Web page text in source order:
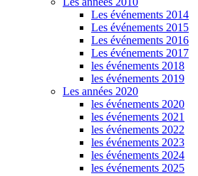
Les événements 2014
Les événements 2015
Les événements 2016
Les événements 2017
les événements 2018
les événements 2019
Les années 2020
les événements 2020
les événements 2021
les événements 2022
les événements 2023
les événements 2024
les événements 2025